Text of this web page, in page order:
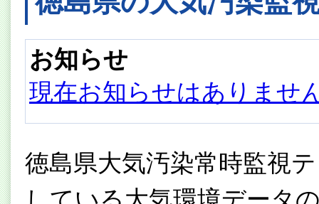
お知らせ
現在お知らせはありませ
徳島県大気汚染常時監視